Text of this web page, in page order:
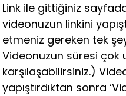
Link ile gittiğiniz
videonuzun linkini
etmeniz gereken tek
Videonuzun süresi çok
karşılaşabilirsiniz.)
yapıştırdıktan sonra